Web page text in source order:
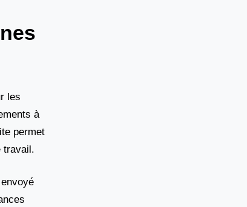
les
à
permet
travail.